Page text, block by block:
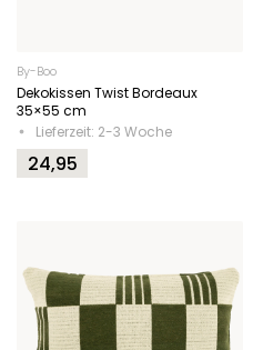
By-Boo
Dekokissen Twist Bordeaux
35×55 cm
Lieferzeit: 2-3 Woche
24,95